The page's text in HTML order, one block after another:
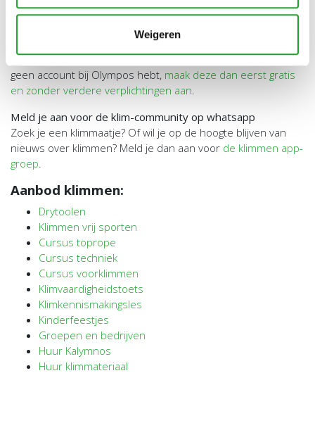
Weigeren
OlymPas of OlymPas 3-dagenkaart kopen
Een OlymPas (jaarkaart, 1 of 3 maanden of 3-dagenkaart) is
online aanschaffen. De pas gaat in op
de datum van aanschaf. Afrekenen kan via Pay. Als je nog
geen account bij Olympos hebt, maak deze dan eerst gratis
en zonder verdere verplichtingen aan.
Meld je aan voor de klim-community op whatsapp
Zoek je een klimmaatje? Of wil je op de hoogte blijven van
nieuws over klimmen? Meld je dan aan voor de klimmen app-
groep.
Aanbod klimmen:
Drytoolen
Klimmen vrij sporten
Cursus toprope
Cursus techniek
Cursus voorklimmen
Klimvaardigheidstoets
Klimkennismakingsles
Kinderfeestjes
Groepen en bedrijven
Huur Kalymnos
Huur klimmateriaal